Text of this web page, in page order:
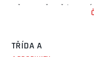
určena a přesně
Má zvýšený okraj cca
TŘÍDA A